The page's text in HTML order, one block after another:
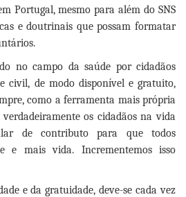
Portugal, mesmo para além do SNS
e doutrinais que possam formatar
no campo da saúde por cidadãos
civil, de modo disponível e gratuito,
como a ferramenta mais própria
os cidadãos na vida
de contributo para que todos
e mais vida. Incrementemos isso
e da gratuidade, deve-se cada vez